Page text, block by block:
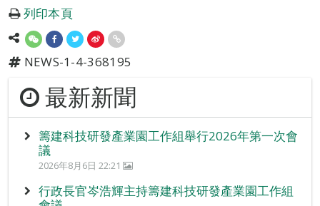
列印本頁
NEWS-1-4-368195
最新新聞
籌建科技研發產業園工作組舉行2026年第一次會
議
2026年8月6日 22:21
行政長官岑浩輝主持籌建科技研發產業園工作組